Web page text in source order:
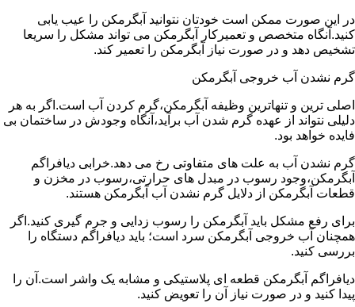
در این صورت ممکن است خودتان نتوانید آبگرمکن را عیب یابی
کنید.آنگاه متخصص و تعمیرکار آبگرمکن می تواند مشکل را سریعا
تشخیص دهد و در صورت نیاز آبگرمکن را تعمیر کند.
گرم نشدن آب خروجی آبگرمکن
اصلی ترین و تنهاترین وظیفه آبگرمکن،گرم کردن آب است.اگر به هر
دلیلی نتواند از عهده گرم شدن آب برآید،آنگاه وجودش در ساختمان بی
فایده خواهد بود.
گرم نشدن آب به علت های متفاوتی رخ می دهد.خرابی دیافراگم
آبگرمکن،وجود رسوب در مبدل های حرارتی،رسوب در مخزن و
قطعات آبگرمکن از دلایل گرم نشدن آب آبگرمکن هستند.
برای رفع مشکل باید آبگرمکن را رسوب زدایی و جرم گیری کنید.اگر
همچنان آب خروجی آبگرمکن سرد است؛ باید دیافراگم دستگاه را
بررسی کنید.
دیافراگم آبگرمکن قطعه ای پلاستیکی و مشابه یک واشر است.آن را
پیدا کنید و در صورت نیاز آن را تعویض کنید.